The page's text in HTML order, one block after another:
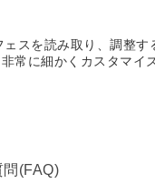
スを読み取り、調整
に細かくカスタマイ
(FAQ)